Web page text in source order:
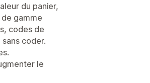
du panier,
gamme
codes de
coder.
le